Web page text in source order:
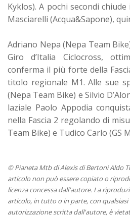
Kyklos). A pochi secondi
Masciarelli (Acqua&Sapone),
Adriano Nepa (Nepa Team
Giro d’Italia Ciclocross,
conferma il più forte della
titolo regionale M1. Alle sue
(Nepa Team Bike) e Silvio
laziale Paolo Appodia
nella Fascia 2 regolando di
Team Bike) e Tudico Carlo (GS
© Pianeta Mtb di Alexis di Bertoni Aldo
articolo non può essere copiato o
licenza concessa dall'autore. La
articolo, in tutto o in parte, con qualsiasi
autorizzazione scritta dall'autore, è